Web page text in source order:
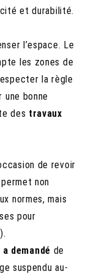
et durabilité.
l’espace. Le
les zones de
la règle
bonne
des travaux
de revoir
non
normes, mais
pour
demandé de
suspendu au-